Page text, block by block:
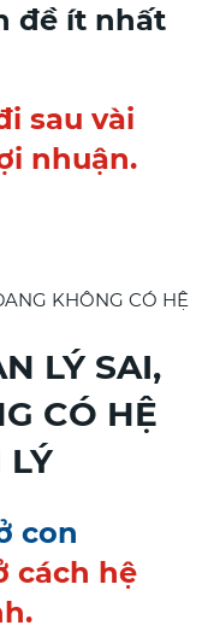
đề ít nhất
sau vài
nhuận.
LÝ SAI,
CÓ HỆ
con
cách hệ